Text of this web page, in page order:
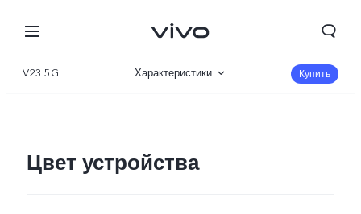
V23 5G Характеристики Купить
Цвет устройства